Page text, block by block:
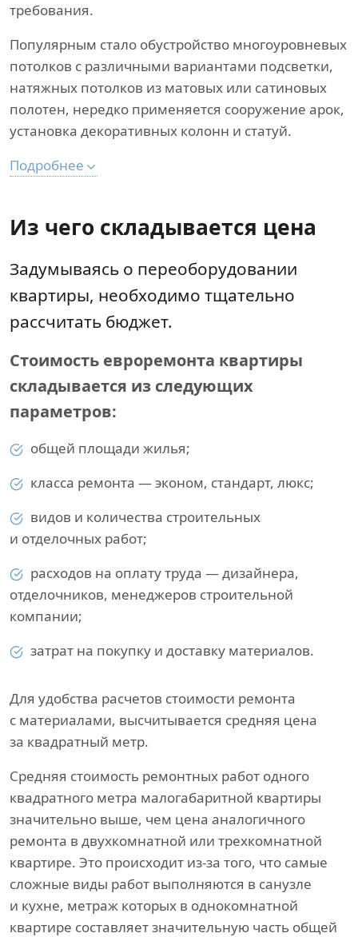
требования.
Популярным стало обустройство многоуровневых
потолков с различными вариантами подсветки,
натяжных потолков из матовых или сатиновых
полотен, нередко применяется сооружение арок,
установка декоративных колонн и статуй.
Подробнее
Из чего складывается цена
Задумываясь о переоборудовании
квартиры, необходимо тщательно
рассчитать бюджет.
Стоимость евроремонта квартиры
складывается из следующих
параметров:
общей площади жилья;
класса ремонта — эконом, стандарт, люкс;
видов и количества строительных
и отделочных работ;
расходов на оплату труда — дизайнера,
отделочников, менеджеров строительной
компании;
затрат на покупку и доставку материалов.
Для удобства расчетов стоимости ремонта
с материалами, высчитывается средняя цена
за квадратный метр.
Средняя стоимость ремонтных работ одного
квадратного метра малогабаритной квартиры
значительно выше, чем цена аналогичного
ремонта в двухкомнатной или трехкомнатной
квартире. Это происходит из-за того, что самые
сложные виды работ выполняются в санузле
и кухне, метраж которых в однокомнатной
квартире составляет значительную часть общей